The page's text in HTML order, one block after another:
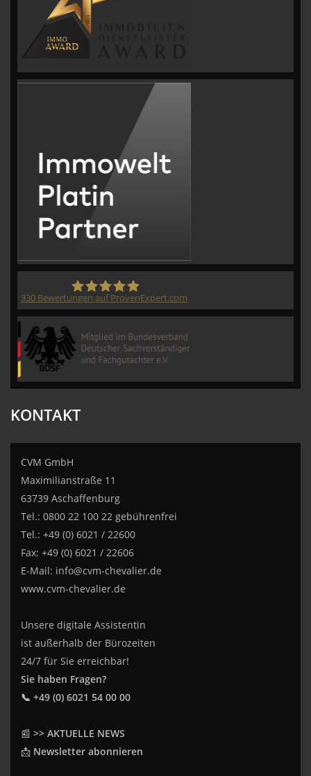
330 Bewertungen auf ProvenExpert.com
KONTAKT
CVM GmbH
Maximilianstraße 11
63739 Aschaffenburg
Tel.: 0800 22 100 22 gebührenfrei
Tel.: +49 (0) 6021 / 22600
Fax: +49 (0) 6021 / 22606
E-Mail: info@cvm-chevalier.de
www.cvm-chevalier.de
Unsere digitale Assistentin
ist außerhalb der Bürozeiten
24/7 für Sie erreichbar!
Sie haben Fragen?
📞 +49 (0) 6021 54 00 00
📰 >> AKTUELLE NEWS
📩 Newsletter abonnieren